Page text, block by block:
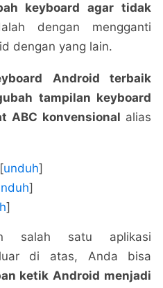
keyboard agar tidak
dengan mengganti
dengan yang lain.
Android terbaik
tampilan keyboard
ABC konvensional alias
unduh]
]
]
salah satu aplikasi
di atas, Anda bisa
ketik Android menjadi